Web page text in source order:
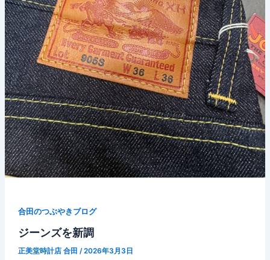
合田のつぶやきブログ
ジーンズを新調
正美堂時計店 合田 /2026年3月3日